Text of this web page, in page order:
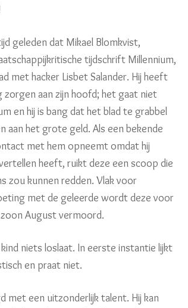
geleden dat Mikael Blomkvist,
tijdschrift Millennium,
met hacker Lisbet Salander. Hij heeft
aan zijn hoofd; het gaat niet
en hij is bang dat het blad te grabbel
aan het grote geld. Als een bekende
met hem opneemt omdat hij
heeft, ruikt deze een scoop die
zou kunnen redden. Vlak voor
met de geleerde wordt deze voor
August vermoord.
niets loslaat. In eerste instantie lijkt
en praat niet.
met een uitzonderlijk talent. Hij kan